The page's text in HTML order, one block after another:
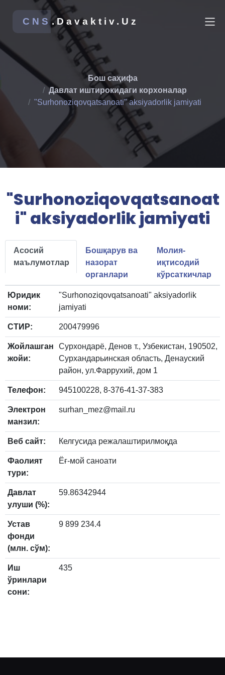
CNS.Davaktiv.Uz
Бош саҳифа
Давлат иштирокидаги корхоналар
"Surhonoziqovqatsanoati" aksiyadorlik jamiyati
"Surhonoziqovqatsanoat
i" aksiyadorlik jamiyati
Асосий
маълумотлар
Бошқарув ва
назорат
органлари
Молия-
иқтисодий
кўрсаткичлар
Юридик
номи:
"Surhonoziqovqatsanoati" aksiyadorlik
jamiyati
СТИР: 200479996
Жойлашган
жойи:
Сурхондарё, Денов т., Узбекистан, 190502,
Сурхандарьинская область, Денауский
район, ул.Фаррухий, дом 1
Телефон: 945100228, 8-376-41-37-383
Электрон
манзил:
surhan_mez@mail.ru
Веб сайт: Келгусида режалаштирилмоқда
Фаолият
тури:
Ёғ-мой саноати
Давлат
улуши (%):
59.86342944
Устав
фонди
(млн. сўм):
9 899 234.4
Иш
ўринлари
сони:
435